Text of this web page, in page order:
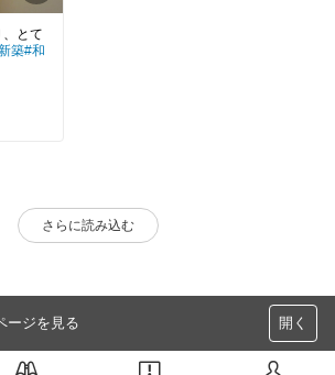
とて
築#和
さらに読み込む
ージを見る 開く